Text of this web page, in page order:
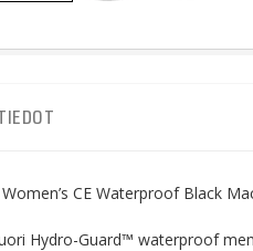
CE Waterproof Black
Hydro-Guard™ waterproof